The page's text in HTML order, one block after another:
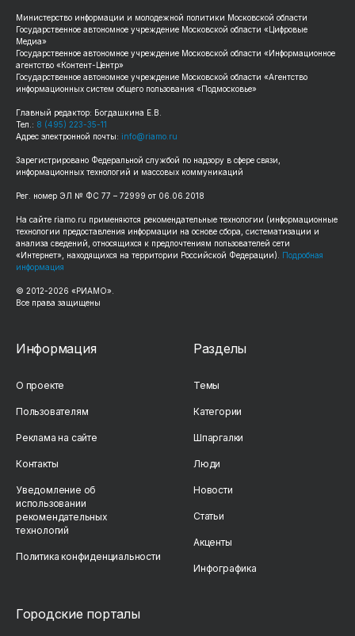
Министерство информации и молодежной политики Московской области
Государственное автономное учреждение Московской области «Цифровые
Медиа»
Государственное автономное учреждение Московской области «Информационное
агентство «Контент-Центр»
Государственное автономное учреждение Московской области «Агентство
информационных систем общего пользования «Подмосковье»
Главный редактор: Богдашкина Е.В.
Тел.: 8 (495) 223-35-11
Адрес электронной почты: info@riamo.ru
Зарегистрировано Федеральной службой по надзору в сфере связи,
информационных технологий и массовых коммуникаций
Рег. номер ЭЛ № ФС 77 – 72999 от 06.06.2018
На сайте riamo.ru применяются рекомендательные технологии (информационные
технологии предоставления информации на основе сбора, систематизации и
анализа сведений, относящихся к предпочтениям пользователей сети
«Интернет», находящихся на территории Российской Федерации). Подробная
информация
© 2012-2026 «РИАМО».
Все права защищены
Информация
О проекте
Пользователям
Реклама на сайте
Контакты
Уведомление об
использовании
рекомендательных
технологий
Политика конфиденциальности
Разделы
Темы
Категории
Шпаргалки
Люди
Новости
Статьи
Акценты
Инфографика
Городские порталы